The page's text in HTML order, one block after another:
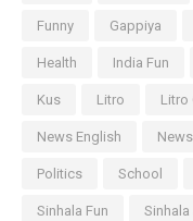
Funny Gappiya
Health India Fun
Kus Litro Litro
News English
Politics School
Sinhala Fun Sinhala